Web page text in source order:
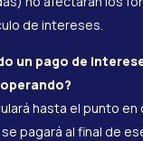
de intereses.
un pago de
hasta el punto en
pagará al final de